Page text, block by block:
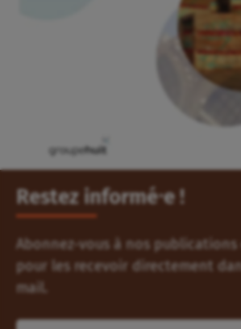
Restez informé⸱e !
Abonnez-vous à nos
pour les recevoir directement
mail.